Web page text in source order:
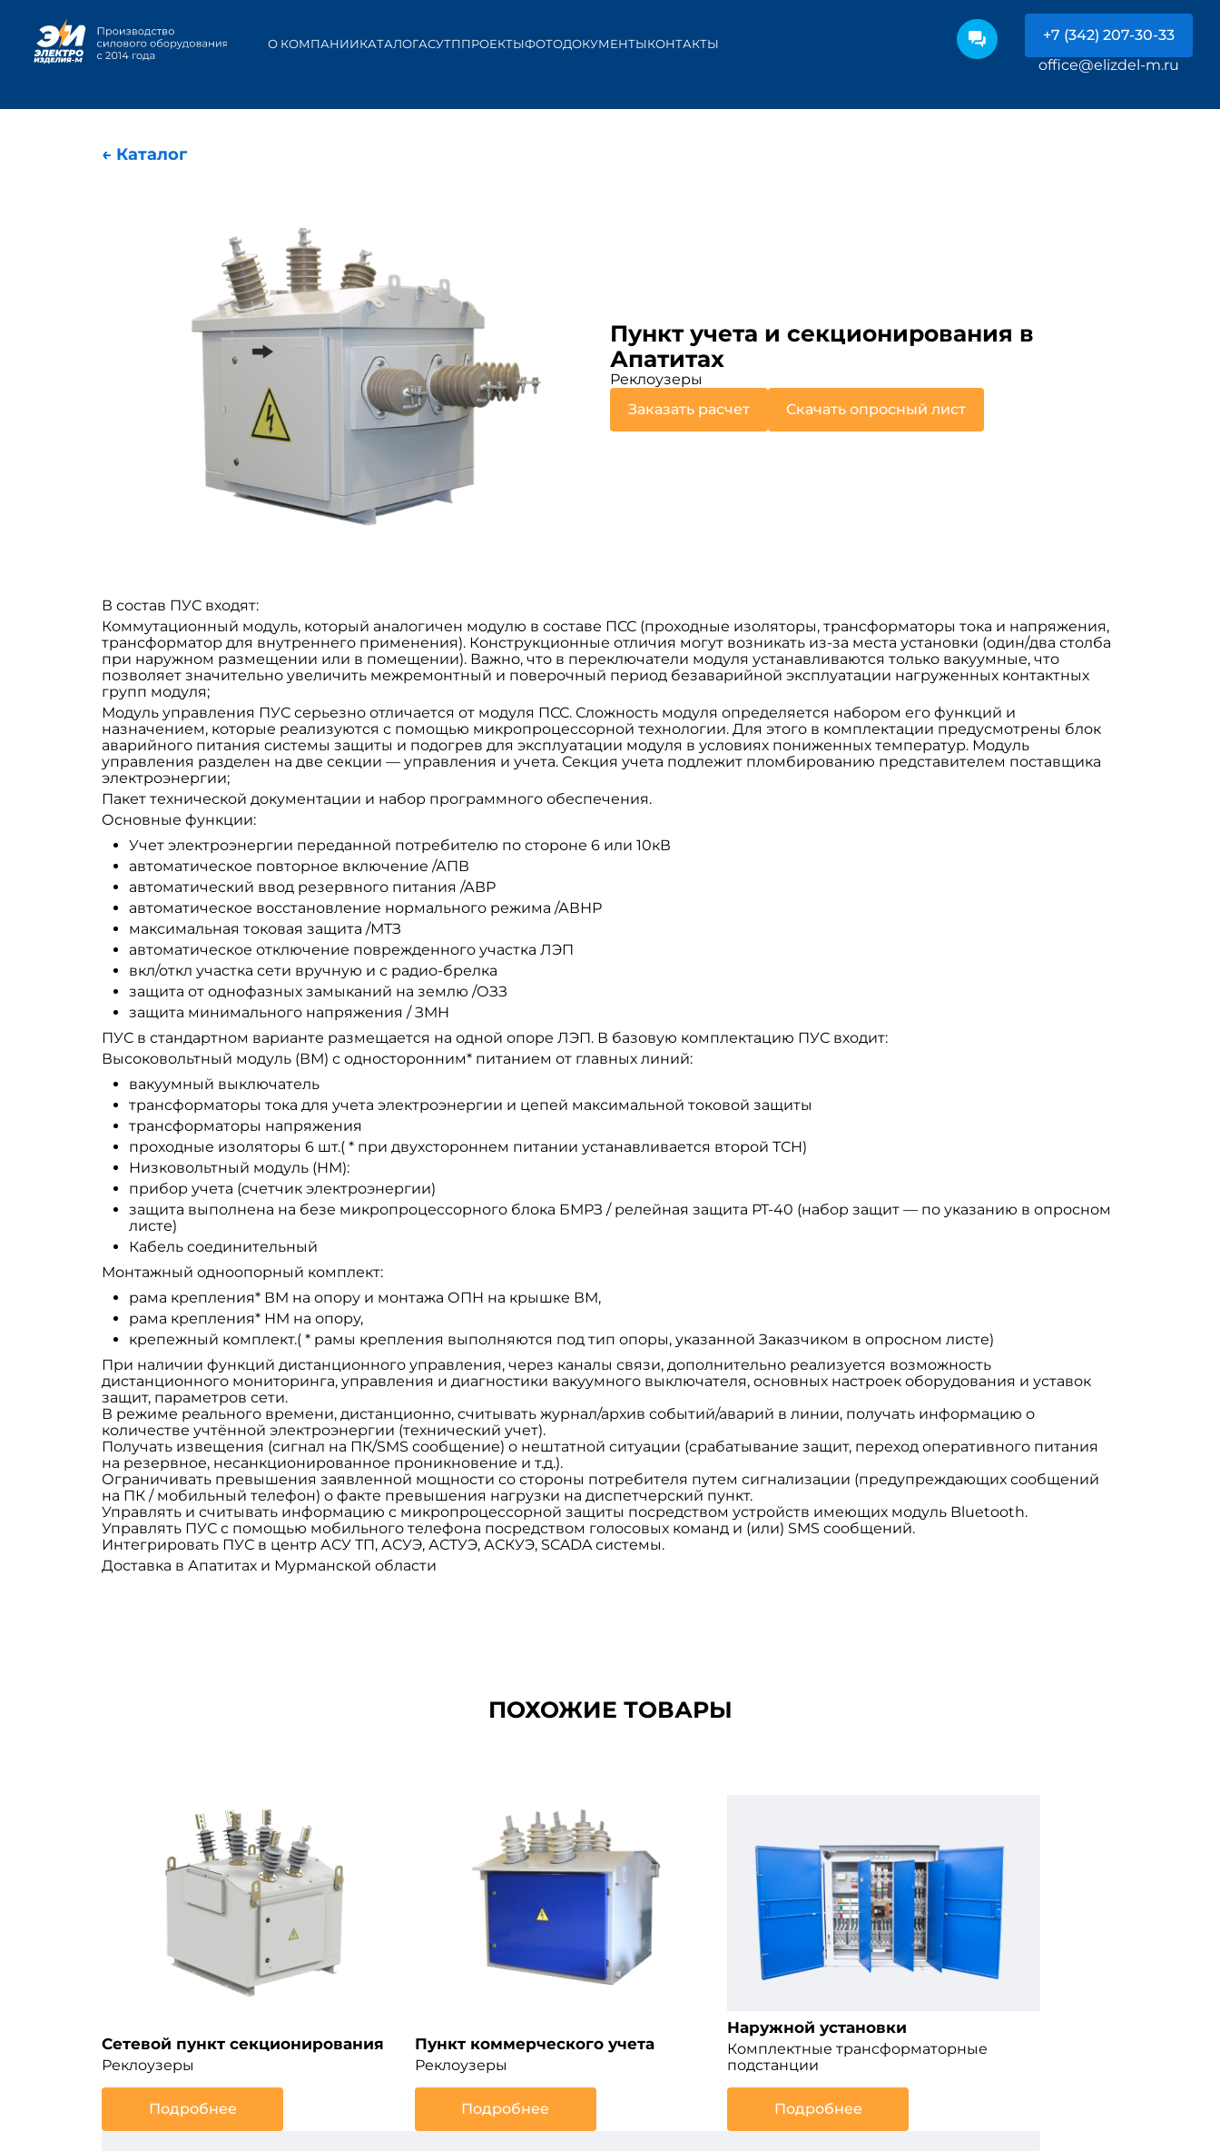
О КОМПАНИИКАТАЛОГАСУТППРОЕКТЫФОТОДОКУМЕНТЫКОНТАКТЫ
+7 (342) 207-30-33
office@elizdel-m.ru
← Каталог
Пункт учета и секционирования в
Апатитах
Реклоузеры
Заказать расчет
Скачать опросный лист
В состав ПУС входят:
Коммутационный модуль, который аналогичен модулю в составе ПСС (проходные изоляторы, трансформаторы тока и напряжения,
трансформатор для внутреннего применения). Конструкционные отличия могут возникать из-за места установки (один/два столба
при наружном размещении или в помещении). Важно, что в переключатели модуля устанавливаются только вакуумные, что
позволяет значительно увеличить межремонтный и поверочный период безаварийной эксплуатации нагруженных контактных
групп модуля;
Модуль управления ПУС серьезно отличается от модуля ПСС. Сложность модуля определяется набором его функций и
назначением, которые реализуются с помощью микропроцессорной технологии. Для этого в комплектации предусмотрены блок
аварийного питания системы защиты и подогрев для эксплуатации модуля в условиях пониженных температур. Модуль
управления разделен на две секции — управления и учета. Секция учета подлежит пломбированию представителем поставщика
электроэнергии;
Пакет технической документации и набор программного обеспечения.
Основные функции:
Учет электроэнергии переданной потребителю по стороне 6 или 10кВ
автоматическое повторное включение /АПВ
автоматический ввод резервного питания /АВР
автоматическое восстановление нормального режима /АВНР
максимальная токовая защита /МТЗ
автоматическое отключение поврежденного участка ЛЭП
вкл/откл участка сети вручную и с радио-брелка
защита от однофазных замыканий на землю /ОЗЗ
защита минимального напряжения / ЗМН
ПУС в стандартном варианте размещается на одной опоре ЛЭП. В базовую комплектацию ПУС входит:
Высоковольтный модуль (ВМ) с односторонним* питанием от главных линий:
вакуумный выключатель
трансформаторы тока для учета электроэнергии и цепей максимальной токовой защиты
трансформаторы напряжения
проходные изоляторы 6 шт.( * при двухстороннем питании устанавливается второй ТСН)
Низковольтный модуль (НМ):
прибор учета (счетчик электроэнергии)
защита выполнена на безе микропроцессорного блока БМРЗ / релейная защита РТ-40 (набор защит — по указанию в опросном
листе)
Кабель соединительный
Монтажный одноопорный комплект:
рама крепления* ВМ на опору и монтажа ОПН на крышке ВМ,
рама крепления* НМ на опору,
крепежный комплект.( * рамы крепления выполняются под тип опоры, указанной Заказчиком в опросном листе)
При наличии функций дистанционного управления, через каналы связи, дополнительно реализуется возможность
дистанционного мониторинга, управления и диагностики вакуумного выключателя, основных настроек оборудования и уставок
защит, параметров сети.
В режиме реального времени, дистанционно, считывать журнал/архив событий/аварий в линии, получать информацию о
количестве учтённой электроэнергии (технический учет).
Получать извещения (сигнал на ПК/SMS сообщение) о нештатной ситуации (срабатывание защит, переход оперативного питания
на резервное, несанкционированное проникновение и т.д.).
Ограничивать превышения заявленной мощности со стороны потребителя путем сигнализации (предупреждающих сообщений
на ПК / мобильный телефон) о факте превышения нагрузки на диспетчерский пункт.
Управлять и считывать информацию с микропроцессорной защиты посредством устройств имеющих модуль Bluetooth.
Управлять ПУС с помощью мобильного телефона посредством голосовых команд и (или) SMS сообщений.
Интегрировать ПУС в центр АСУ ТП, АСУЭ, АСТУЭ, АСКУЭ, SCADA системы.
Доставка в Апатитах и Мурманской области
ПОХОЖИЕ ТОВАРЫ
Сетевой пункт секционирования
Реклоузеры
Подробнее
Пункт коммерческого учета
Реклоузеры
Подробнее
Наружной установки
Комплектные трансформаторные
подстанции
Подробнее